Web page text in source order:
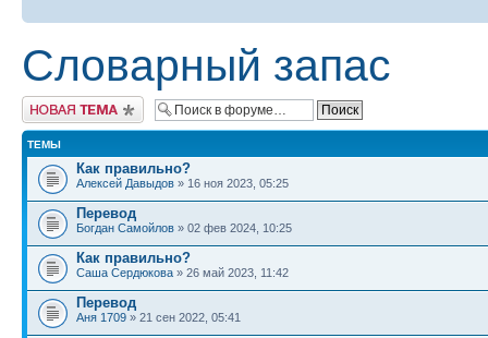
Словарный запас
Новая тема
ТЕМЫ
Как правильно?
Алексей Давыдов » 16 ноя 2023, 05:25
Перевод
Богдан Самойлов » 02 фев 2024, 10:25
Как правильно?
Саша Сердюкова » 26 май 2023, 11:42
Перевод
Аня 1709 » 21 сен 2022, 05:41